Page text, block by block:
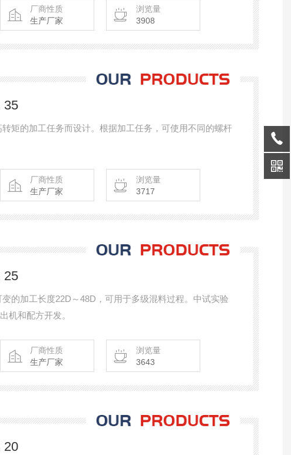
厂商性质
生产厂家
浏览量
3908
35
矩的加工任务而设计。根据加工任务，可使用不同的螺杆
厂商性质
生产厂家
浏览量
3717
25
的加工长度22D～48D，可用于多级混料过程。中试实验
机和配方开发。
厂商性质
生产厂家
浏览量
3643
20